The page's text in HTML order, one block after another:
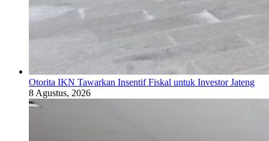
Otorita IKN Tawarkan Insentif Fiskal untuk Investor Jateng
8 Agustus, 2026